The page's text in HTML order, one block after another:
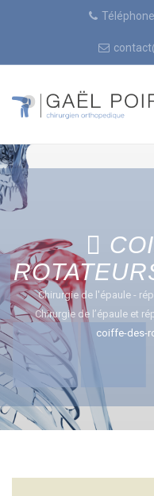
Skip
to
content
Chirurgie de l'épaule -
Chirurgie de l’épaule et
coiffe-des-